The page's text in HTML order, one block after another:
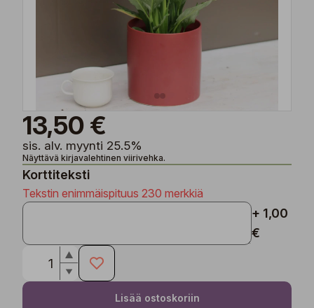
13,50 €
sis. alv. myynti 25.5%
Näyttävä kirjavalehtinen viirivehka.
Korttiteksti
Tekstin enimmäispituus 230 merkkiä
+ 1,00
€
Lisää ostoskoriin